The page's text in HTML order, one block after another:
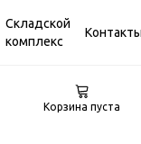
Складской
комплекс
Корзина пуста